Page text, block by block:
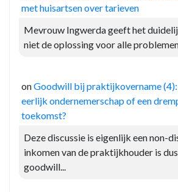
met huisartsen over tarieven
Mevrouw Ingwerda geeft het
niet de oplossing voor alle
onGoodwill bij praktijkovername
eerlijk ondernemerschap of een
toekomst?
Deze discussie is eigenlijk een non-
inkomen van de praktijkhouder is
goodwill...